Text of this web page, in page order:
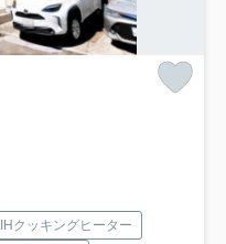
IHクッキングヒーター